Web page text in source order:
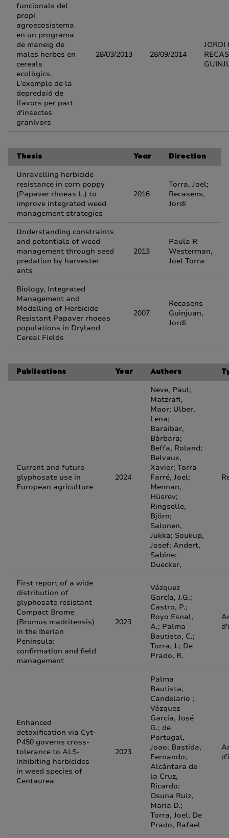
funcionals del
propi
agroecosistema
en un programa
de maneig de
males herbes en
cereals
ecològics.
L'exemple de la
depredaió de
llavors per part
d'insectes
granívors
28/03/2013 28/09/2014
JORDI
Thesis Year Direction
Unravelling herbicide
resistance in corn poppy
(Papaver rhoeas L.) to
improve integrated weed
management strategies
2016
Torra, Joel;
Recasens,
Jordi
Understanding constraints
and potentials of weed
management through seed
predation by harvester
ants
2013
Paula R
Westerman,
Joel Torra
Biology, Integrated
Management and
Modelling of Herbicide
Resistant Papaver rhoeas
populations in Dryland
Cereal Fields
2007
Recasens
Guinjuan,
Jordi
Publications Year Authors
Current and future
glyphosate use in
European agriculture
2024
Neve, Paul;
Matzrafi,
Maor; Ulber,
Lena;
Baraibar,
Bàrbara;
Beffa, Roland;
Belvaux,
Xavier; Torra
Farré, Joel;
Mennan,
Hüsrev;
Ringselle,
Björn;
Salonen,
Jukka; Soukup,
Josef; Andert,
Sabine;
Duecker,
First report of a wide
distribution of
glyphosate resistant
Compact Brome
(Bromus madritensis)
in the Iberian
Peninsula:
confirmation and field
management
2023
Vázquez
García, J.G.;
Castro, P.;
Royo Esnal,
A.; Palma
Bautista, C.;
Torra, J.; De
Prado, R.
Enhanced
detoxification via Cyt-
P450 governs cross-
tolerance to ALS-
inhibiting herbicides
in weed species of
Centaurea
2023
Palma
Bautista,
Candelario ;
Vázquez
García, José
G.; de
Portugal,
Joao; Bastida,
Fernando;
Alcántara de
la Cruz,
Ricardo;
Osuna Ruiz,
Maria D.;
Torra, Joel; De
Prado, Rafael